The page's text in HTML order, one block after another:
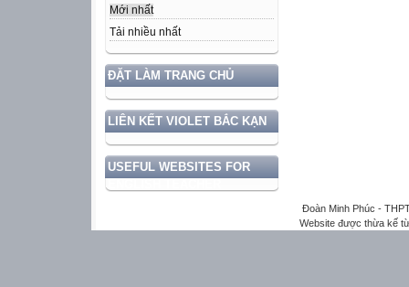
Mới nhất
Tải nhiều nhất
ĐẶT LÀM TRANG CHỦ
LIÊN KẾT VIOLET BẮC KẠN
USEFUL WEBSITES FOR
Đoàn Minh Phúc -
Website được thừa kế